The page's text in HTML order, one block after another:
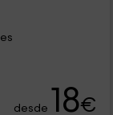
desde 18€